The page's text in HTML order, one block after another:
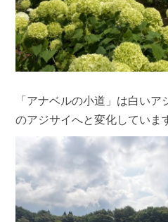
「アナベルの小道」は白い
のアジサイへと変化していま